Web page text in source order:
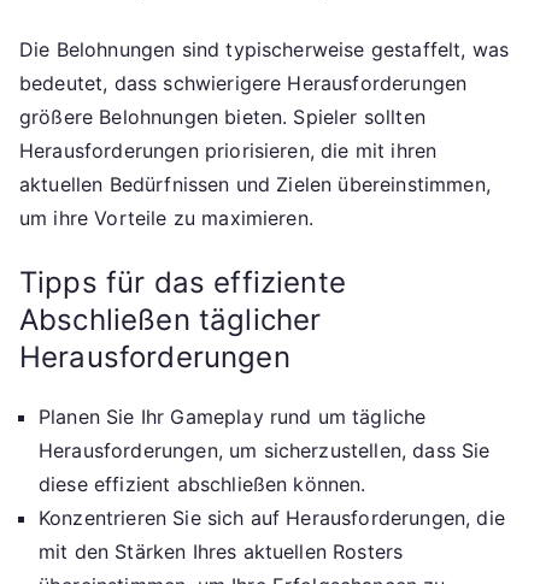
Die Belohnungen sind typischerweise gestaffelt, was
bedeutet, dass schwierigere Herausforderungen
größere Belohnungen bieten. Spieler sollten
Herausforderungen priorisieren, die mit ihren
aktuellen Bedürfnissen und Zielen übereinstimmen,
um ihre Vorteile zu maximieren.
Tipps für das effiziente
Abschließen täglicher
Herausforderungen
Planen Sie Ihr Gameplay rund um tägliche
Herausforderungen, um sicherzustellen, dass Sie
diese effizient abschließen können.
Konzentrieren Sie sich auf Herausforderungen, die
mit den Stärken Ihres aktuellen Rosters